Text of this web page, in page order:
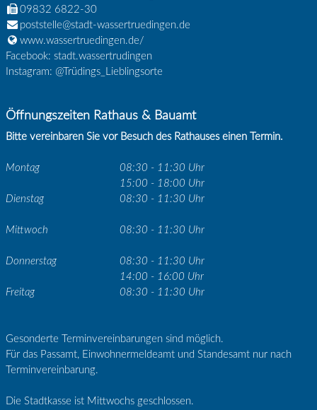
09832 6822-30
poststelle@stadt-wassertruedingen.de
www.wassertruedingen.de/
Facebook: stadt.wassertrudingen
Instagram: @Trüdings_Lieblingsorte
Öffnungszeiten Rathaus & Bauamt
Bitte vereinbaren Sie vor Besuch des Rathauses einen Termin.
Montag
08:30 - 11:30 Uhr
15:00 - 18:00 Uhr
Dienstag
08:30 - 11:30 Uhr
Mittwoch 08:30 - 11:30 Uhr
Donnerstag
08:30 - 11:30 Uhr
14:00 - 16:00 Uhr
Freitag
08:30 - 11:30 Uhr
Gesonderte Terminvereinbarungen sind möglich.
Für das Passamt, Einwohnermeldeamt und Standesamt nur nach
Terminvereinbarung.
Die Stadtkasse ist Mittwochs geschlossen.